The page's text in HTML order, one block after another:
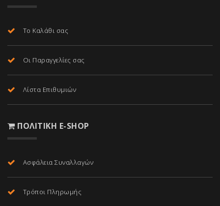
Το Καλάθι σας
Οι Παραγγελίες σας
Λίστα Επιθυμιών
ΠΟΛΙΤΙΚΉ E-SHOP
Ασφάλεια Συναλλαγών
Τρόποι Πληρωμής